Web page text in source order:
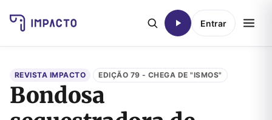
Entrar
REVISTA IMPACTO EDIÇÃO 79 - CHEGA DE "ISMOS"
Bondosa